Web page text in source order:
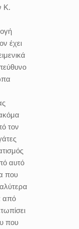
Κ.
έχει
τον
αυτό
που
από
που